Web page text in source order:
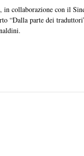
collaborazione con il
“Dalla parte dei